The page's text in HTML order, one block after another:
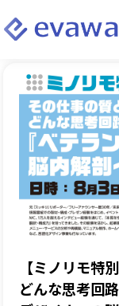
【ミノリモ特
どんな思考回